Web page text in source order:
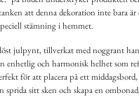
att denna dekoration inte bara
stämning i hemmet.
julpynt, tillverkat med noggrant
enhetlig och harmonisk helhet som
för att placera på ett
sitt sken och skapa en